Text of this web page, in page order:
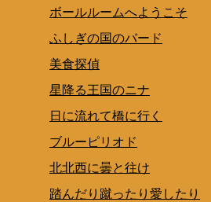
ボールルームへようこそ
ふしぎの国のバード
美食探偵
星降る王国のニナ
日に流れて橋に行く
ブルーピリオド
北北西に曇と往け
踏んだり蹴ったり愛したり